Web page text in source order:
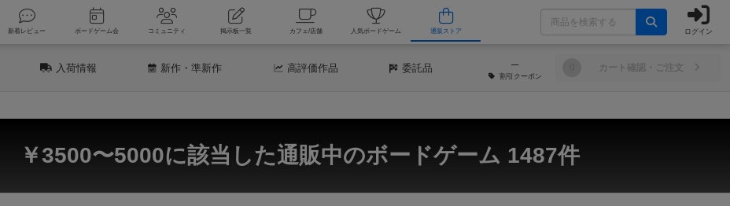
検索 新着レビュー ボードゲーム会 コミュニティ 掲示板一覧 カフェ/店舗 人気ボードゲーム 通販ストア ログイン
入荷情報 新作 ・準新作 高評価作品 委託品 ─
割引 クーポン
カート確認・ご注文
￥3500〜5000に該当した通販中のボードゲーム 1487件